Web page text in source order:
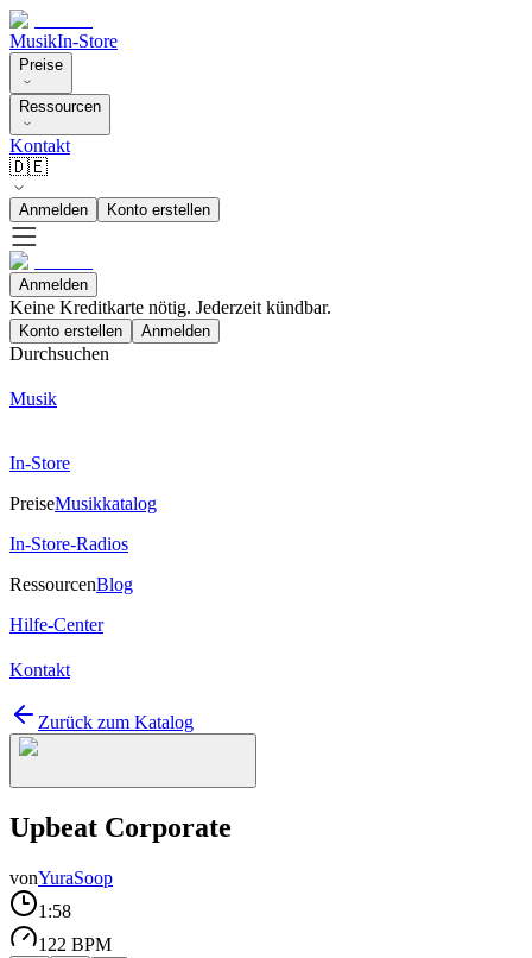
MusikIn-Store
Preise
Ressourcen
Kontakt
🇩🇪
Anmelden Konto erstellen
Anmelden
Keine Kreditkarte nötig. Jederzeit kündbar.
Konto erstellen Anmelden
Durchsuchen
Musik
In-Store
PreiseMusikkatalog
In-Store-Radios
RessourcenBlog
Hilfe-Center
Kontakt
Zurück zum Katalog
Upbeat Corporate
vonYuraSoop
1:58
122 BPM